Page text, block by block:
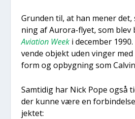
Grun­den til, at han mener
ning af Aur­ora-fly­et, som blev
Avi­a­tion Weeki decem­ber
ven­de objekt uden vin­ger
form og opbyg­ning som
Sam­ti­dig har Nick Pope også
der kun­ne være en
jek­tet: